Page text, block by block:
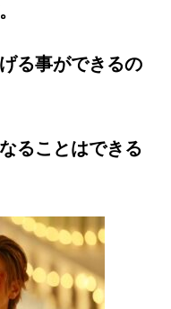
る事ができるの
ることはできる